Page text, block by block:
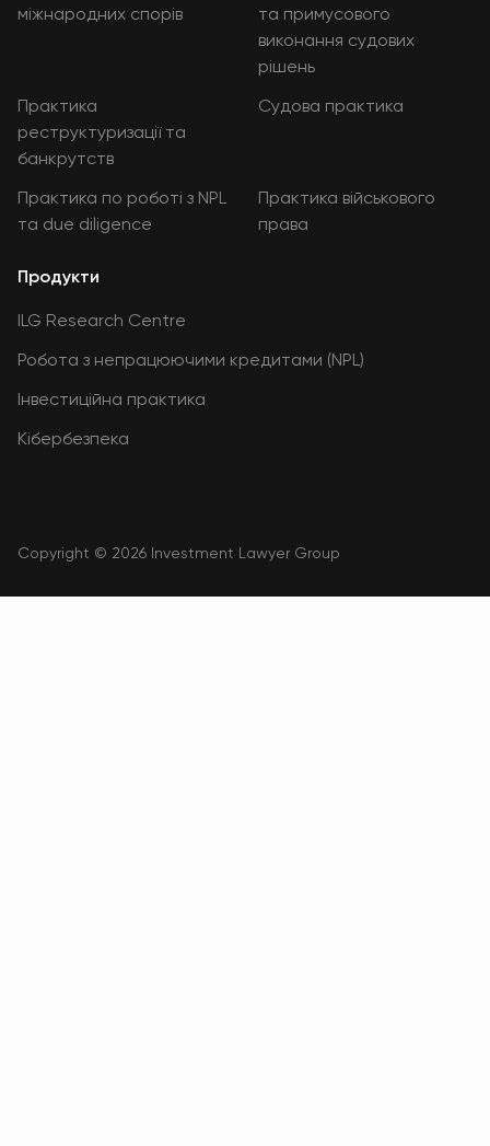
міжнародних спорів
та примусового
виконання судових
рішень
Практика
реструктуризації та
банкрутств
Судова практика
Практика по роботі з NPL
та due diligence
Практика військового
права
Продукти
ILG Research Centre
Робота з непрацюючими кредитами (NPL)
Інвестиційна практика
Кібербезпека
Copyright © 2026 Investment Lawyer Group